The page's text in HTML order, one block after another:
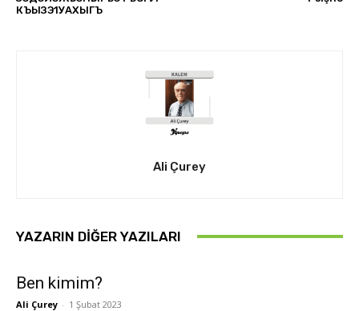
КЪЫЗЭ1УАХЫГЪ
Ali Çurey
YAZARIN DIĞER YAZILARI
Ben kimim?
Ali Çurey - 1 Şubat 2023